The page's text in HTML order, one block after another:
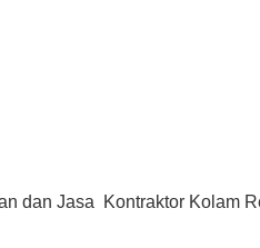
dan Jasa Kontraktor Kolam